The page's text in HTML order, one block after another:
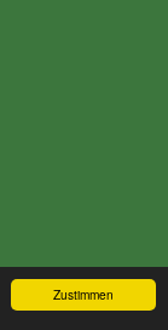
Zustimmen